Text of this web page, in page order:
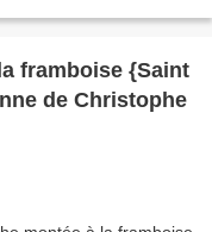
framboise {Saint
de Christophe